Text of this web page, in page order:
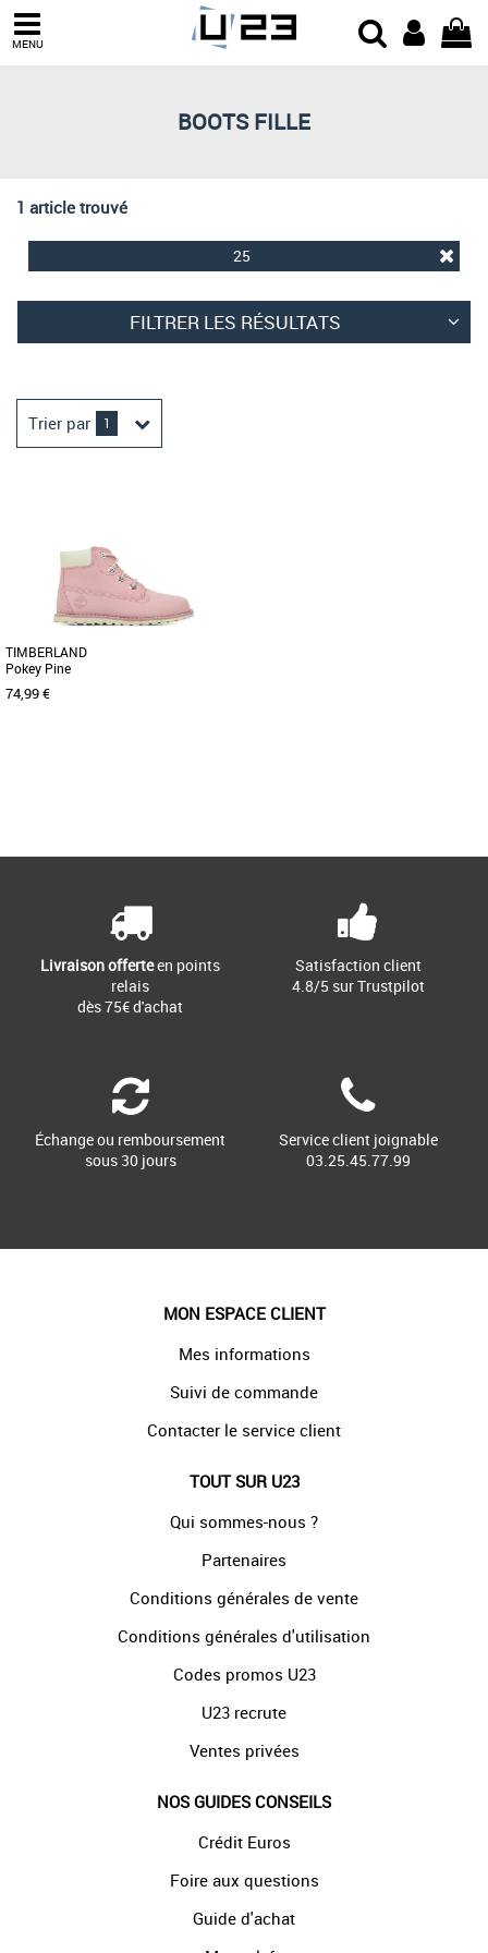
MENU
BOOTS FILLE
1 article trouvé
25
FILTRER LES RÉSULTATS
Trier par 1
Trier par
Meilleures remises
TIMBERLAND
Pokey Pine
74,99 €
Livraison offerteen points
relais
dès 75€ d'achat
Satisfaction client
4.8/5 sur Trustpilot
Échange ou remboursement
sous 30 jours
Service client joignable
03.25.45.77.99
MON ESPACE CLIENT
Mes informations
Suivi de commande
Contacter le service client
TOUT SUR U23
Qui sommes-nous ?
Partenaires
Conditions générales de vente
Conditions générales d'utilisation
Codes promos U23
U23 recrute
Ventes privées
NOS GUIDES CONSEILS
Crédit Euros
Foire aux questions
Guide d'achat